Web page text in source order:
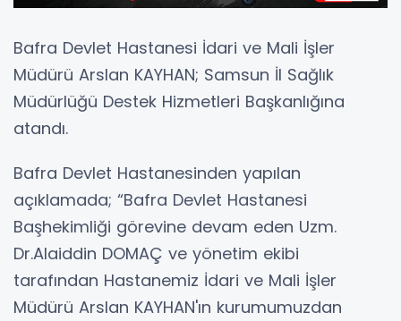
Bafra Devlet Hastanesi İdari ve Mali İşler
Müdürü Arslan KAYHAN; Samsun İl Sağlık
Müdürlüğü Destek Hizmetleri Başkanlığına
atandı.
Bafra Devlet Hastanesinden yapılan
açıklamada; “Bafra Devlet Hastanesi
Başhekimliği görevine devam eden Uzm.
Dr.Alaiddin DOMAÇ ve yönetim ekibi
tarafından Hastanemiz İdari ve Mali İşler
Müdürü Arslan KAYHAN'ın kurumumuzdan